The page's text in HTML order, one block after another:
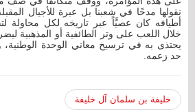
نقولها مدحًا في شعبنا بل عبرة للأجيال
أطيافه كان عصيَّاً عبر تاريخه لكل محاولة
خلال اللعب على وتر الطائفية أو المذهبية
يحتذى به في ترسيخ معاني الوحدة الوطنية،
حد زعمه.
خليفة بن سلمان آل خليفة